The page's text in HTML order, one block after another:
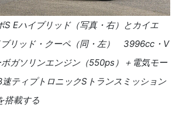
Eハイブリッド（写真・右）とカイエ
ブリッド・クーペ（同・左） 3996cc・V
ガソリンエンジン（550ps）＋電気モー
ティプトロニックSトランスミッション
搭載する